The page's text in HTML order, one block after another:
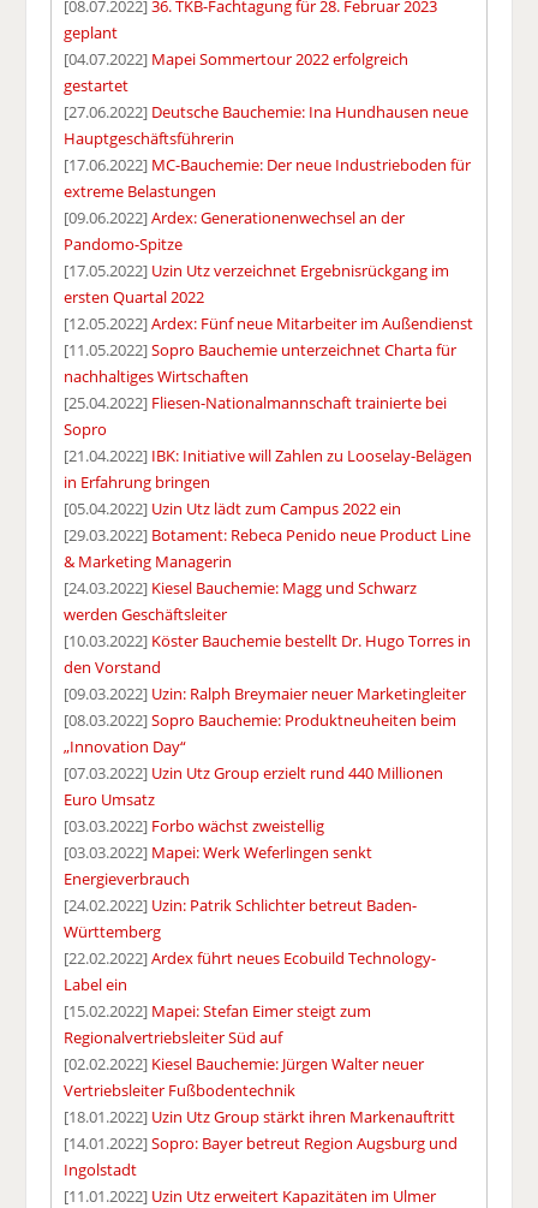
[08.07.2022]36. TKB-Fachtagung für 28. Februar 2023
geplant
[04.07.2022] Mapei Sommertour 2022 erfolgreich
gestartet
[27.06.2022] Deutsche Bauchemie: Ina Hundhausen neue
Hauptgeschäftsführerin
[17.06.2022] MC-Bauchemie: Der neue Industrieboden für
extreme Belastungen
[09.06.2022]Ardex: Generationenwechsel an der
Pandomo-Spitze
[17.05.2022] Uzin Utz verzeichnet Ergebnisrückgang im
ersten Quartal 2022
[12.05.2022]Ardex: Fünf neue Mitarbeiter im Außendienst
[11.05.2022]Sopro Bauchemie unterzeichnet Charta für
nachhaltiges Wirtschaften
[25.04.2022] Fliesen-Nationalmannschaft trainierte bei
Sopro
[21.04.2022] IBK: Initiative will Zahlen zu Looselay-Belägen
in Erfahrung bringen
[05.04.2022] Uzin Utz lädt zum Campus 2022 ein
[29.03.2022] Botament: Rebeca Penido neue Product Line
& Marketing Managerin
[24.03.2022] Kiesel Bauchemie: Magg und Schwarz
werden Geschäftsleiter
[10.03.2022] Köster Bauchemie bestellt Dr. Hugo Torres in
den Vorstand
[09.03.2022] Uzin: Ralph Breymaier neuer Marketingleiter
[08.03.2022]Sopro Bauchemie: Produktneuheiten beim
„Innovation Day“
[07.03.2022] Uzin Utz Group erzielt rund 440 Millionen
Euro Umsatz
[03.03.2022] Forbo wächst zweistellig
[03.03.2022] Mapei: Werk Weferlingen senkt
Energieverbrauch
[24.02.2022] Uzin: Patrik Schlichter betreut Baden-
Württemberg
[22.02.2022]Ardex führt neues Ecobuild Technology-
Label ein
[15.02.2022] Mapei: Stefan Eimer steigt zum
Regionalvertriebsleiter Süd auf
[02.02.2022] Kiesel Bauchemie: Jürgen Walter neuer
Vertriebsleiter Fußbodentechnik
[18.01.2022] Uzin Utz Group stärkt ihren Markenauftritt
[14.01.2022]Sopro: Bayer betreut Region Augsburg und
Ingolstadt
[11.01.2022] Uzin Utz erweitert Kapazitäten im Ulmer